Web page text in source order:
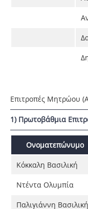
Επιτροπές Μητρώου
1) Πρωτοβάθμια
Ονοματεπώνυμο
Κόκκαλη Βασιλική
Ντέντα Ολυμπία
Παλιγιάννη Βασιλική